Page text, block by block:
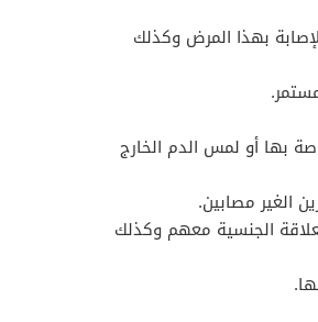
بهذا المرض وكذلك
بها أو لمس الدم الخارج
الغير مصابين.
الجنسية معهم وكذلك